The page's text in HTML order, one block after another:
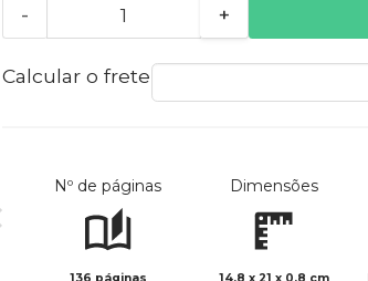
- +
Calcular o frete
Nº de páginas Dimensões